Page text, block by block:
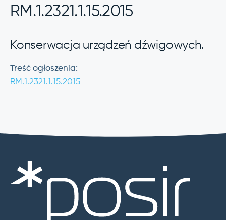
RM.1.2321.1.15.2015
Konserwacja urządzeń dźwigowych.
Treść ogłoszenia:
RM.1.2321.1.15.2015